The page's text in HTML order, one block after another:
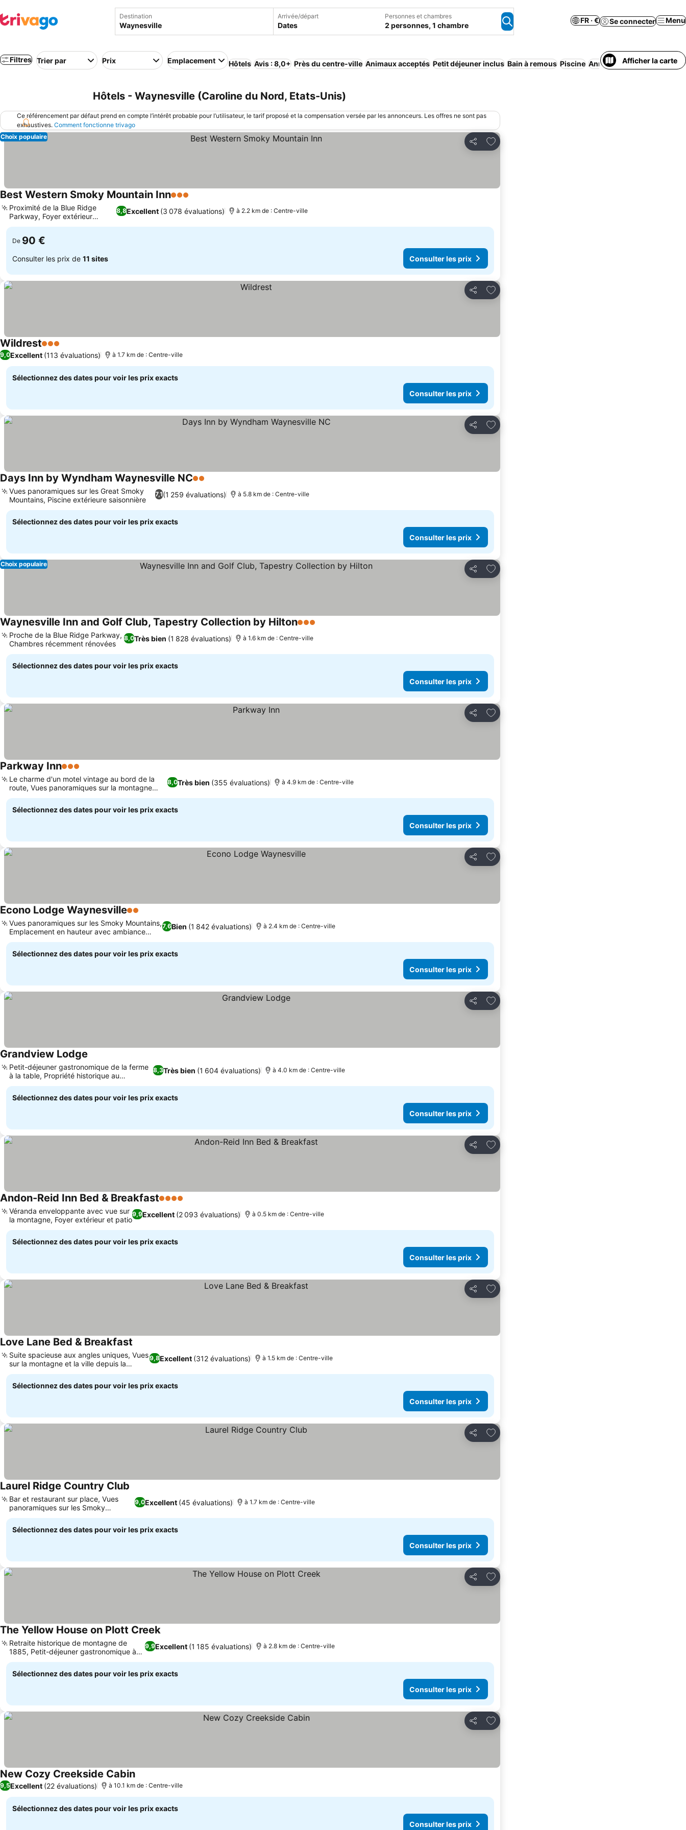
Destination Arrivée/départ
Dates
Personnes et chambres
2 personnes, 1 chambre
FR · € Se connecter Menu
Filtres Trier par Prix Emplacement Hôtels Avis : 8,0+ Près du centre-ville Animaux acceptés Petit déjeuner inclus Bain à remous Piscine Annulation gratuite
Afficher la carte
Hôtels - Waynesville (Caroline du Nord, Etats-Unis)
Ce référencement par défaut prend en compte l’intérêt probable pour l’utilisateur, le tarif proposé et la compensation versée par les annonceurs. Les offres ne sont pas
exhaustives. Comment fonctionne trivago
Partager
Ajouter à mes favoris
Choix populaire
Best Western Smoky Mountain Inn3 Étoiles
8,8Excellent (3 078 évaluations)
Proximité de la Blue Ridge
Parkway, Foyer extérieur
relaxant
à 2.2 km de : Centre-ville
De 90 €
Consulter les prix de 11 sites Consulter les prix
Partager
Ajouter à mes favoris
Wildrest3 Étoiles
9,0Excellent (113 évaluations) à 1.7 km de : Centre-ville
Sélectionnez des dates pour voir les prix exacts
Consulter les prix
Partager
Ajouter à mes favoris
Days Inn by Wyndham Waynesville NC2 Étoiles
7,1(1 259 évaluations)
Vues panoramiques sur les Great Smoky
Mountains, Piscine extérieure saisonnière
à 5.8 km de : Centre-ville
Sélectionnez des dates pour voir les prix exacts
Consulter les prix
Partager
Ajouter à mes favoris
Choix populaire
Waynesville Inn and Golf Club, Tapestry Collection by Hilton3 Étoiles
8,0Très bien (1 828 évaluations)
Proche de la Blue Ridge Parkway,
Chambres récemment rénovées
à 1.6 km de : Centre-ville
Sélectionnez des dates pour voir les prix exacts
Consulter les prix
Partager
Ajouter à mes favoris
Parkway Inn3 Étoiles
8,0Très bien (355 évaluations)
Le charme d'un motel vintage au bord de la
route, Vues panoramiques sur la montagne
depuis ta chambre
à 4.9 km de : Centre-ville
Sélectionnez des dates pour voir les prix exacts
Consulter les prix
Partager
Ajouter à mes favoris
Econo Lodge Waynesville2 Étoiles
7,6Bien (1 842 évaluations)
Vues panoramiques sur les Smoky Mountains,
Emplacement en hauteur avec ambiance
sereine
à 2.4 km de : Centre-ville
Sélectionnez des dates pour voir les prix exacts
Consulter les prix
Partager
Ajouter à mes favoris
Grandview Lodge
8,3Très bien (1 604 évaluations)
Petit-déjeuner gastronomique de la ferme
à la table, Propriété historique au
caractère unique
à 4.0 km de : Centre-ville
Sélectionnez des dates pour voir les prix exacts
Consulter les prix
Partager
Ajouter à mes favoris
Andon-Reid Inn Bed & Breakfast4 Étoiles
9,9Excellent (2 093 évaluations)
Véranda enveloppante avec vue sur
la montagne, Foyer extérieur et patio
à 0.5 km de : Centre-ville
Sélectionnez des dates pour voir les prix exacts
Consulter les prix
Partager
Ajouter à mes favoris
Love Lane Bed & Breakfast
9,8Excellent (312 évaluations)
Suite spacieuse aux angles uniques, Vues
sur la montagne et la ville depuis la
propriété
à 1.5 km de : Centre-ville
Sélectionnez des dates pour voir les prix exacts
Consulter les prix
Partager
Ajouter à mes favoris
Laurel Ridge Country Club
9,0Excellent (45 évaluations)
Bar et restaurant sur place, Vues
panoramiques sur les Smoky
Mountains
à 1.7 km de : Centre-ville
Sélectionnez des dates pour voir les prix exacts
Consulter les prix
Partager
Ajouter à mes favoris
The Yellow House on Plott Creek
9,9Excellent (1 185 évaluations)
Retraite historique de montagne de
1885, Petit-déjeuner gastronomique à
trois plats
à 2.8 km de : Centre-ville
Sélectionnez des dates pour voir les prix exacts
Consulter les prix
Partager
Ajouter à mes favoris
New Cozy Creekside Cabin
9,5Excellent (22 évaluations) à 10.1 km de : Centre-ville
Sélectionnez des dates pour voir les prix exacts
Consulter les prix